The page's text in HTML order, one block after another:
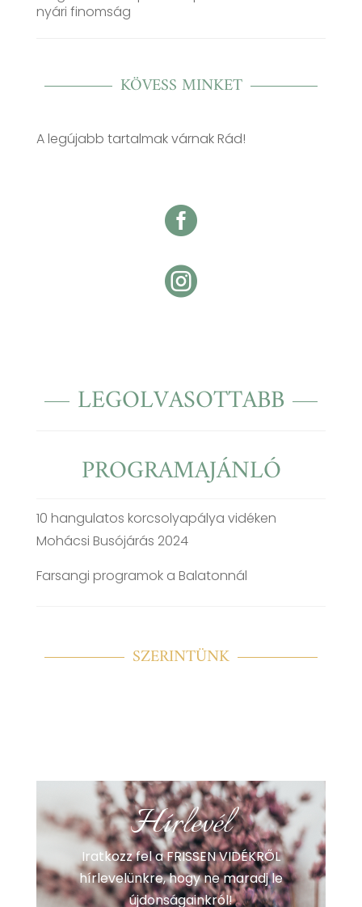
nyári finomság
KÖVESS MINKET
A legújabb tartalmak várnak Rád!


LEGOLVASOTTABB
PROGRAMAJÁNLÓ
10 hangulatos korcsolyapálya vidéken
Mohácsi Busójárás 2024
Farsangi programok a Balatonnál
SZERINTÜNK
Hírlevél
Iratkozz fel a FRISSEN VIDÉKRŐL
hírlevelünkre, hogy ne maradj le
újdonságainkról!